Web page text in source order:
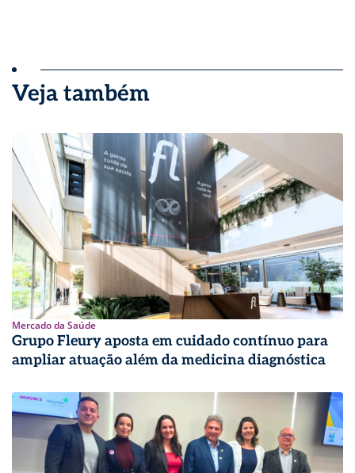
Veja também
Mercado da Saúde
Grupo Fleury aposta em cuidado contínuo para
ampliar atuação além da medicina diagnóstica